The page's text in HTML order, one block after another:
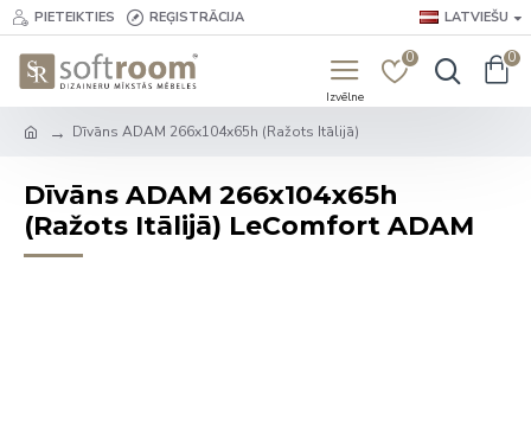
PIETEIKTIES REĢISTRĀCIJA LATVIEŠU
0 0
Dīvāns ADAM 266x104x65h (Ražots Itālijā)
Dīvāns ADAM 266x104x65h
(Ražots Itālijā) LeComfort ADAM